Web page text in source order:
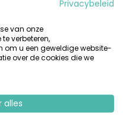
gezicht dan op de
wallen en vermoeide
foto van de zijkant is
van je gezicht naar de
ruimte onder je
licht. Hierdoor komen
geldt hier:
Privacybeleid
van onze
verbeteren,
om u een geweldige website-
over de cookies die we
alles